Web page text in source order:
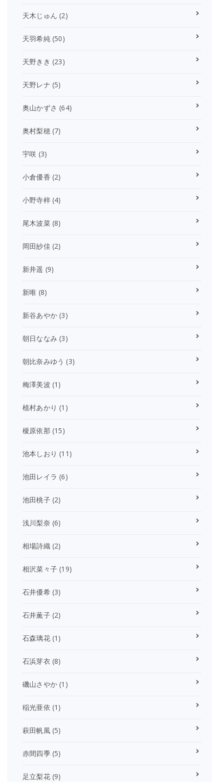
天木じゅん (2)
天羽希純(50)
天野きき (23)
天野レナ (5)
奥山かずさ (64)
奥村梨穂(7)
宇咲 (3)
小倉優香 (2)
小野寺梓(4)
尾木波菜(8)
岡田紗佳(2)
新井遥 (9)
新唯 (8)
新谷あやか (3)
朝日ななみ (3)
朝比奈みゆう (3)
梅澤美波 (1)
植村あかり (1)
榎原依那 (15)
池本しおり (11)
池田レイラ (6)
池田桃子(2)
浅川梨奈 (6)
相場詩織(2)
相沢菜々子 (19)
石井優希(3)
石井薫子(2)
石森璃花(1)
石浜芽衣 (8)
磯山さやか (1)
稲光亜依 (1)
萩田帆風(5)
赤間四季(5)
足立梨花(9)